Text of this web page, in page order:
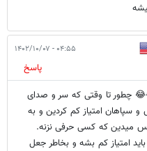
۰۴:۵۵ - ۱۴۰۲/۱۰/۰۷
پاسخ
چطور تا وقتی که سر و صدای
و سپاهان امتیاز کم کردین و به
پس میدین که کسی حرفی نزنه.
امتیاز کم بشه و بخاطر جعل